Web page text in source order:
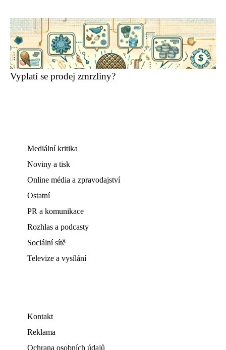
Vyplatí se prodej zmrzliny?
Mediální kritika
Noviny a tisk
Online média a zpravodajství
Ostatní
PR a komunikace
Rozhlas a podcasty
Sociální sítě
Televize a vysílání
Kontakt
Reklama
Ochrana osobních údajů